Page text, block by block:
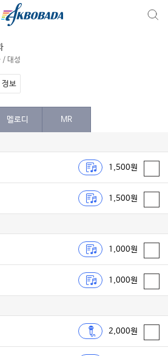
/ 대성
정보
멜로디 MR
1,500원
1,500원
1,000원
1,000원
2,000원